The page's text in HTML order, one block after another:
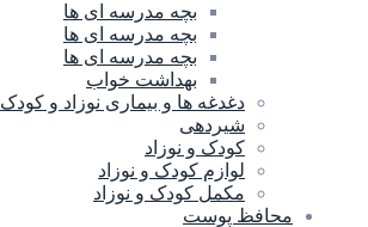
بچه مدرسه ای ها
بچه مدرسه ای ها
بچه مدرسه ای ها
بهداشت خواب
دغدغه ها و بیماری نوزاد و کودک
شیردهی
کودک و نوزاد
لوازم کودک و نوزاد
مکمل کودک و نوزاد
محافظ پوست